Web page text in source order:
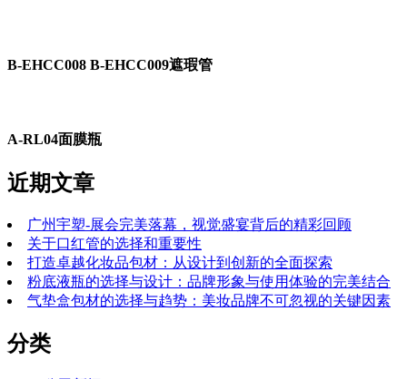
B-EHCC008 B-EHCC009遮瑕管
A-RL04面膜瓶
近期文章
广州宇塑-展会完美落幕，视觉盛宴背后的精彩回顾
关于口红管的选择和重要性
打造卓越化妆品包材：从设计到创新的全面探索
粉底液瓶的选择与设计：品牌形象与使用体验的完美结合
气垫盒包材的选择与趋势：美妆品牌不可忽视的关键因素
分类